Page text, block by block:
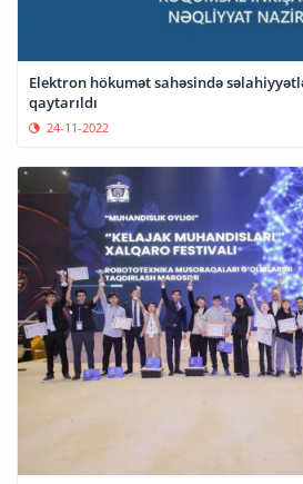
Elektron hökumət sahəsində
qaytarıldı
24-11-2022